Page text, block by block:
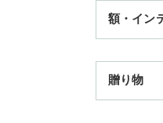
11,000円
季節のお
扇子
トートバ
額・イン
贈り物